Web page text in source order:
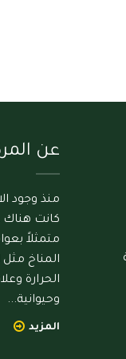
عن
منذ وجود
كانت هناك
متمثلاً
المناخ مثل
الحرارة
وحيوانية...
المزيد